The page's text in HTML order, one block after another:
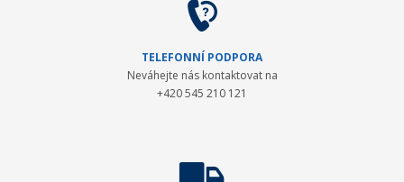
TELEFONNÍ PODPORA
Neváhejte nás kontaktovat na
+420 545 210 121